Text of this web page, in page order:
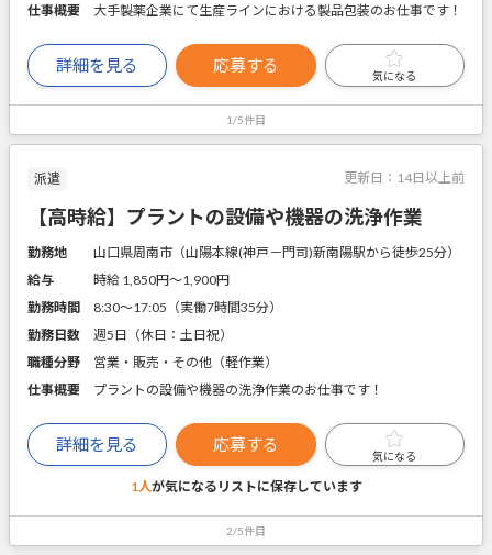
仕事概要
大手製薬企業にて生産ラインにおける製品包装のお仕事です！
詳細を見る 応募する
気になる
1/5件目
派遣 更新日： 14日以上前
【高時給】プラントの設備や機器の洗浄作業
勤務地
山口県周南市（山陽本線(神戸－門司)新南陽駅から徒歩25分）
給与
時給 1,850円〜1,900円
勤務時間
8:30～17:05（実働7時間35分）
勤務日数
週5日（休日：土日祝）
職種分野
営業・販売・その他（軽作業）
仕事概要
プラントの設備や機器の洗浄作業のお仕事です！
詳細を見る 応募する
気になる
1人が気になるリストに保存しています
2/5件目